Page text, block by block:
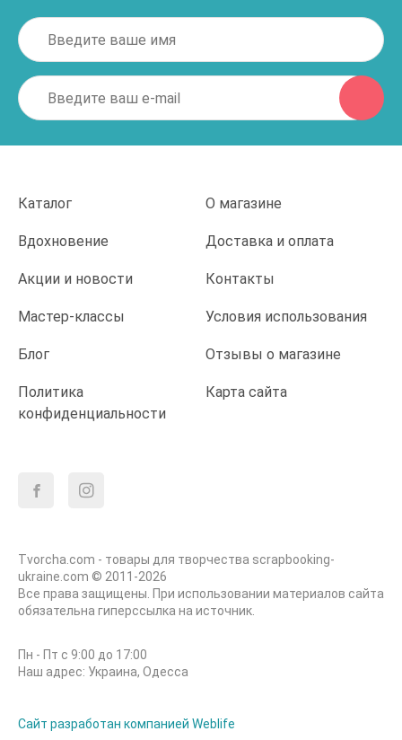
Каталог О магазине
Вдохновение Доставка и оплата
Акции и новости Контакты
Мастер-классы Условия использования
Блог Отзывы о магазине
Политика
конфиденциальности
Карта сайта
Tvorcha.com - товары для творчества scrapbooking-
ukraine.com © 2011-2026
Все права защищены. При использовании материалов сайта
обязательна гиперссылка на источник.
Пн - Пт с 9:00 до 17:00
Наш адрес: Украина, Одесса
Сайт разработан компанией Weblife